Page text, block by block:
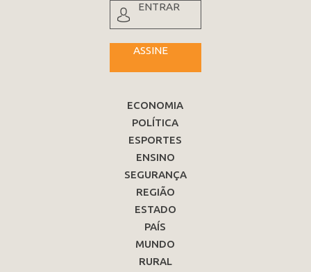
ENTRAR
ASSINE
ECONOMIA
POLÍTICA
ESPORTES
ENSINO
SEGURANÇA
REGIÃO
ESTADO
PAÍS
MUNDO
RURAL